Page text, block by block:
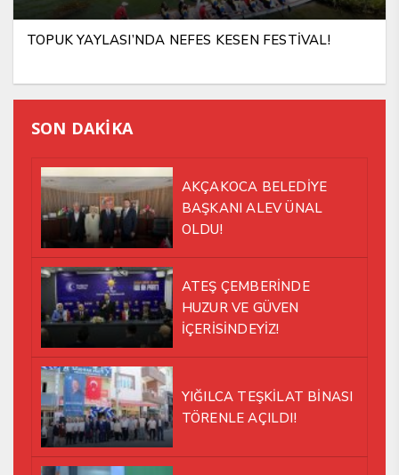
TOPUK YAYLASI’NDA NEFES KESEN FESTİVAL!
SON DAKİKA
AKÇAKOCA BELEDİYE
BAŞKANI ALEV ÜNAL
OLDU!
ATEŞ ÇEMBERİNDE
HUZUR VE GÜVEN
İÇERİSİNDEYİZ!
YIĞILCA TEŞKİLAT BİNASI
TÖRENLE AÇILDI!